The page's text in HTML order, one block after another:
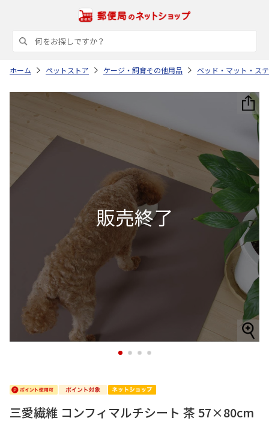
ホーム ペットストア ケージ・飼育その他用品 ベッド・マット・ス
1 2 3 4
三愛繊維 コンフィマルチシート 茶 57×80cm